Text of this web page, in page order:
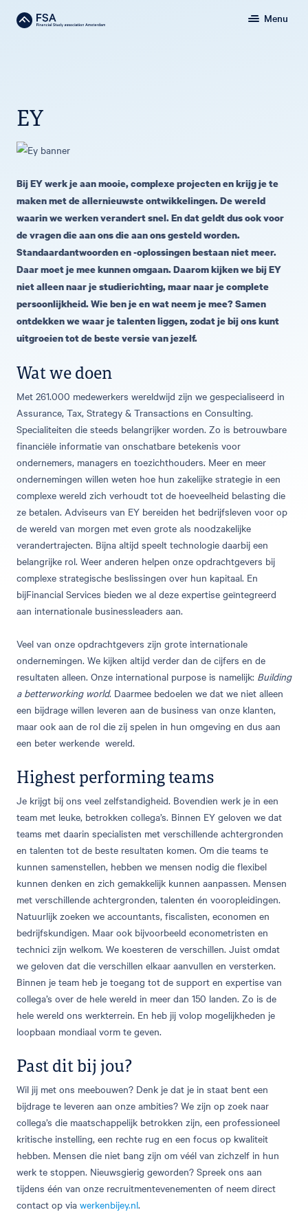
Menu
EY
Bij EY werk je aan mooie, complexe projecten en krijg je te
maken met de allernieuwste ontwikkelingen. De wereld
waarin we werken verandert snel. En dat geldt dus ook voor
de vragen die aan ons die aan ons gesteld worden.
Standaardantwoorden en -oplossingen bestaan niet meer.
Daar moet je mee kunnen omgaan. Daarom kijken we bij EY
niet alleen naar je studierichting, maar naar je complete
persoonlijkheid. Wie ben je en wat neem je mee? Samen
ontdekken we waar je talenten liggen, zodat je bij ons kunt
uitgroeien tot de beste versie van jezelf.
Wat we doen
Met 261.000 medewerkers wereldwijd zijn we gespecialiseerd in
Assurance, Tax, Strategy & Transactions en Consulting.
Specialiteiten die steeds belangrijker worden. Zo is betrouwbare
financiële informatie van onschatbare betekenis voor
ondernemers, managers en toezichthouders. Meer en meer
ondernemingen willen weten hoe hun zakelijke strategie in een
complexe wereld zich verhoudt tot de hoeveelheid belasting die
ze betalen. Adviseurs van EY bereiden het bedrijfsleven voor op
de wereld van morgen met even grote als noodzakelijke
verandertrajecten. Bijna altijd speelt technologie daarbij een
belangrijke rol. Weer anderen helpen onze opdrachtgevers bij
complexe strategische beslissingen over hun kapitaal. En
bijFinancial Services bieden we al deze expertise geïntegreerd
aan internationale businessleaders aan.
Veel van onze opdrachtgevers zijn grote internationale
ondernemingen. We kijken altijd verder dan de cijfers en de
resultaten alleen. Onze international purpose is namelijk: Building
a betterworking world. Daarmee bedoelen we dat we niet alleen
een bijdrage willen leveren aan de business van onze klanten,
maar ook aan de rol die zij spelen in hun omgeving en dus aan
een beter werkende wereld.
Highest performing teams
Je krijgt bij ons veel zelfstandigheid. Bovendien werk je in een
team met leuke, betrokken collega’s. Binnen EY geloven we dat
teams met daarin specialisten met verschillende achtergronden
en talenten tot de beste resultaten komen. Om die teams te
kunnen samenstellen, hebben we mensen nodig die flexibel
kunnen denken en zich gemakkelijk kunnen aanpassen. Mensen
met verschillende achtergronden, talenten én vooropleidingen.
Natuurlijk zoeken we accountants, fiscalisten, economen en
bedrijfskundigen. Maar ook bijvoorbeeld econometristen en
technici zijn welkom. We koesteren de verschillen. Juist omdat
we geloven dat die verschillen elkaar aanvullen en versterken.
Binnen je team heb je toegang tot de support en expertise van
collega’s over de hele wereld in meer dan 150 landen. Zo is de
hele wereld ons werkterrein. En heb jij volop mogelijkheden je
loopbaan mondiaal vorm te geven.
Past dit bij jou?
Wil jij met ons meebouwen? Denk je dat je in staat bent een
bijdrage te leveren aan onze ambities? We zijn op zoek naar
collega’s die maatschappelijk betrokken zijn, een professioneel
kritische instelling, een rechte rug en een focus op kwaliteit
hebben. Mensen die niet bang zijn om véél van zichzelf in hun
werk te stoppen. Nieuwsgierig geworden? Spreek ons aan
tijdens één van onze recruitmentevenementen of neem direct
contact op via werkenbijey.nl.